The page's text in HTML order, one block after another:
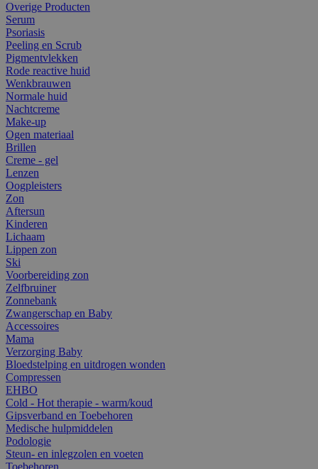
Overige Producten
Serum
Psoriasis
Peeling en Scrub
Pigmentvlekken
Rode reactive huid
Wenkbrauwen
Normale huid
Nachtcreme
Make-up
Ogen materiaal
Brillen
Creme - gel
Lenzen
Oogpleisters
Zon
Aftersun
Kinderen
Lichaam
Lippen zon
Ski
Voorbereiding zon
Zelfbruiner
Zonnebank
Zwangerschap en Baby
Accessoires
Mama
Verzorging Baby
Bloedstelping en uitdrogen wonden
Compressen
EHBO
Cold - Hot therapie - warm/koud
Gipsverband en Toebehoren
Medische hulpmiddelen
Podologie
Steun- en inlegzolen en voeten
Toebehoren